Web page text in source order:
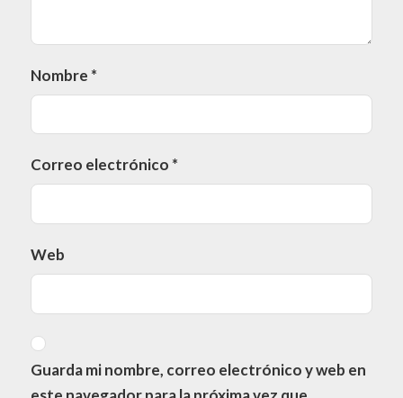
Nombre *
Correo electrónico *
Web
Guarda mi nombre, correo electrónico y web en